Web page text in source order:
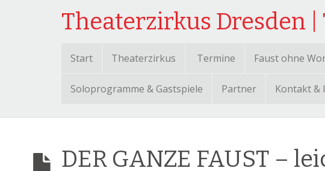
Theaterzirkus Dresden |
Start Theaterzirkus Termine Faust ohne
Soloprogramme & Gastspiele Partner Kontakt &
DER GANZE FAUST –